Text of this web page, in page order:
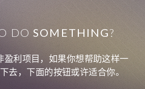
DOSOMETHING?
盈利项目，如果你想帮助这样一
去，下面的按钮或许适合你。